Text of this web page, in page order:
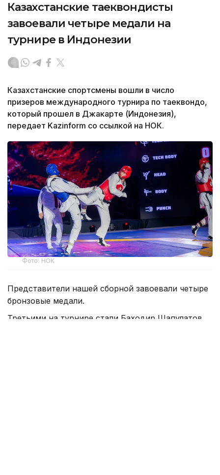
Казахстанские таеквондисты
завоевали четыре медали на
турнире в Индонезии
Казахстанские спортсмены вошли в число
призеров международного турнира по таеквондо,
который прошел в Джакарте (Индонезия),
передает Kazinform со ссылкой на НОК.
Фото: НОК
Представители нашей сборной завоевали четыре
бронзовые медали.
Третьими на турнире стали Баходир Шапулатов